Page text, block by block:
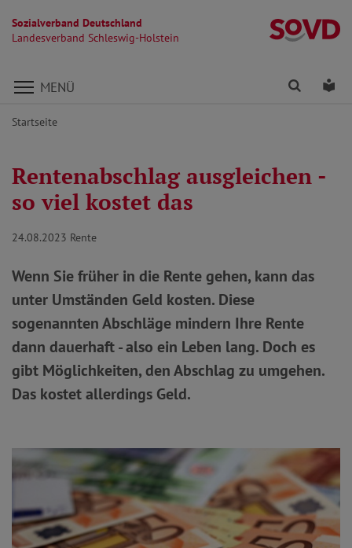
Sozialverband Deutschland
Landesverband Schleswig-Holstein
Direkt zu den Inhalten springen
MENÜ Finden
Startseite
Rentenabschlag ausgleichen -
so viel kostet das
24.08.2023 Rente
Wenn Sie früher in die Rente gehen, kann das
unter Umständen Geld kosten. Diese
sogenannten Abschläge mindern Ihre Rente
dann dauerhaft - also ein Leben lang. Doch es
gibt Möglichkeiten, den Abschlag zu umgehen.
Das kostet allerdings Geld.